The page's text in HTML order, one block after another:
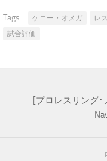
Tags: ケニー・オメガ レ
試合評価
[プロレスリング